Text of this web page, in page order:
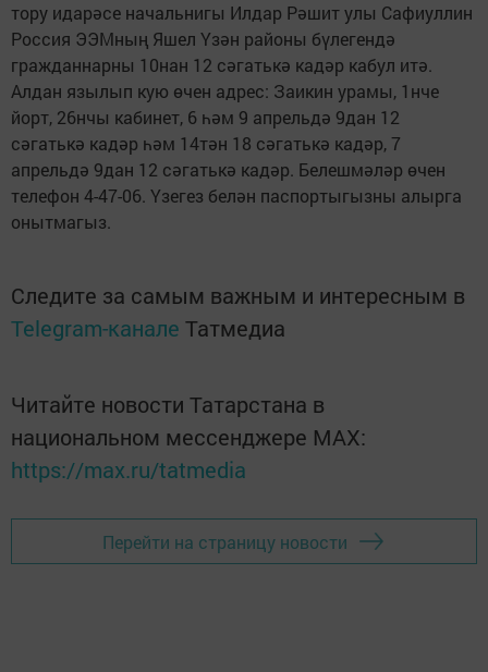
тору идарәсе начальнигы Илдар Рәшит улы Сафиуллин
Россия ЭЭМның Яшел Үзән районы бүлегендә
гражданнарны 10нан 12 сәгатькә кадәр кабул итә.
Алдан язылып кую өчен адрес: Заикин урамы, 1нче
йорт, 26нчы кабинет, 6 һәм 9 апрельдә 9дан 12
сәгатькә кадәр һәм 14тән 18 сәгатькә кадәр, 7
апрельдә 9дан 12 сәгатькә кадәр. Белешмәләр өчен
телефон 4-47-06. Үзегез белән паспортыгызны алырга
онытмагыз.
Следите за самым важным и интересным в
Telegram-канале Татмедиа
Читайте новости Татарстана в
национальном мессенджере MАХ:
https://max.ru/tatmedia
Перейти на страницу новости